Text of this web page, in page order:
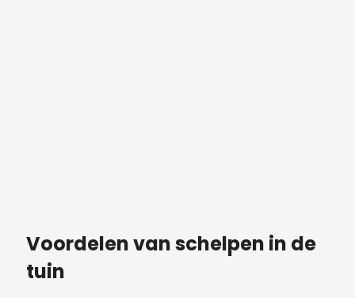
Voordelen van schelpen in de
tuin